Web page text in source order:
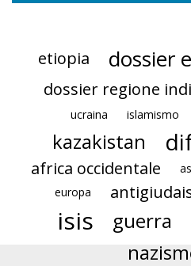
etiopia dossier
dossier regione
ucraina islamismo
kazakistan
africa occidentale
europa
isis guerra